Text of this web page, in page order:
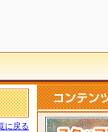
に戻る